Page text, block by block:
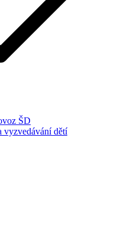
ŠD
vyzvedávání dětí